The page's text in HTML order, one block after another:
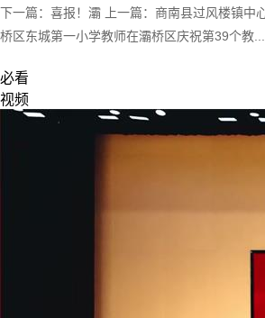
上一篇： 商南县过风楼镇中
下一篇： 喜报！灞
桥区东城第一小学教师在灞桥区庆祝第39个教...
必看
视频